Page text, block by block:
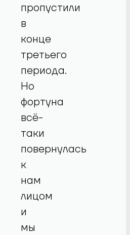
пропустили
в
конце
третьего
периода.
Но
фортуна
всё-
таки
повернулась
к
нам
лицом
и
мы